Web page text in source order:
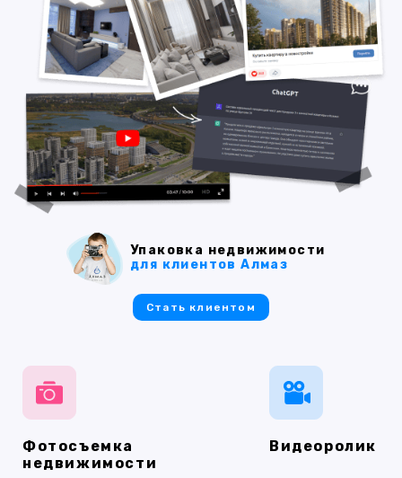
Фотосъемка
недвижимости
Видеоролик
Упаковка недвижимости
для клиентов Алмаз
Стать клиентом